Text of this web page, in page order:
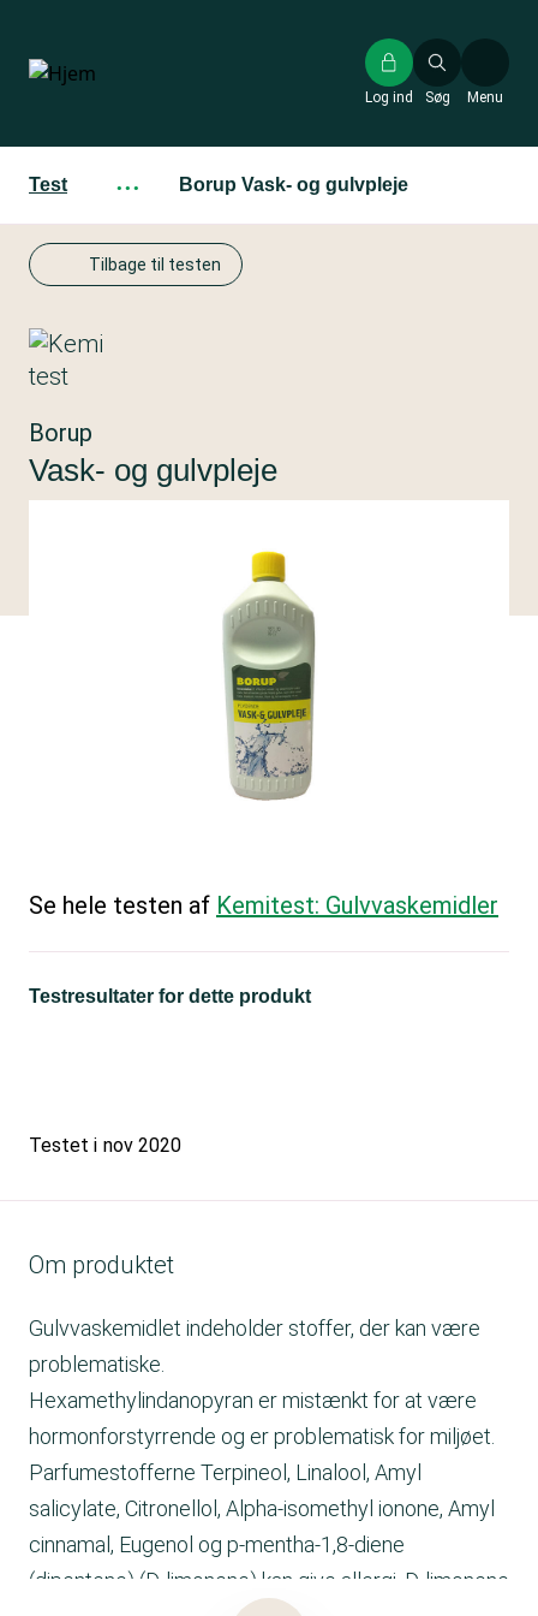
hovedindhold
Søg
Log ind Menu
Test ··· Borup Vask- og gulvpleje
Tilbage til testen
Borup
Vask- og gulvpleje
Se hele testen af Kemitest: Gulvvaskemidler
Testresultater for dette produkt
Testet i nov 2020
Om produktet
Gulvvaskemidlet indeholder stoffer, der kan være
problematiske.
Hexamethylindanopyran er mistænkt for at være
hormonforstyrrende og er problematisk for miljøet.
Parfumestofferne Terpineol, Linalool, Amyl
salicylate, Citronellol, Alpha-isomethyl ionone, Amyl
cinnamal, Eugenol og p-mentha-1,8-diene
(dipentene) (D-limonene) kan give allergi. D-limonene